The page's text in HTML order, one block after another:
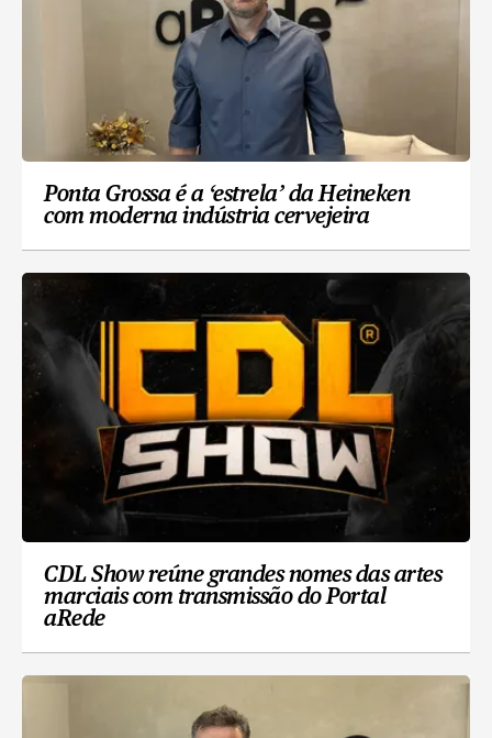
Ponta Grossa é a ‘estrela’ da Heineken
com moderna indústria cervejeira
CDL Show reúne grandes nomes das artes
marciais com transmissão do Portal
aRede